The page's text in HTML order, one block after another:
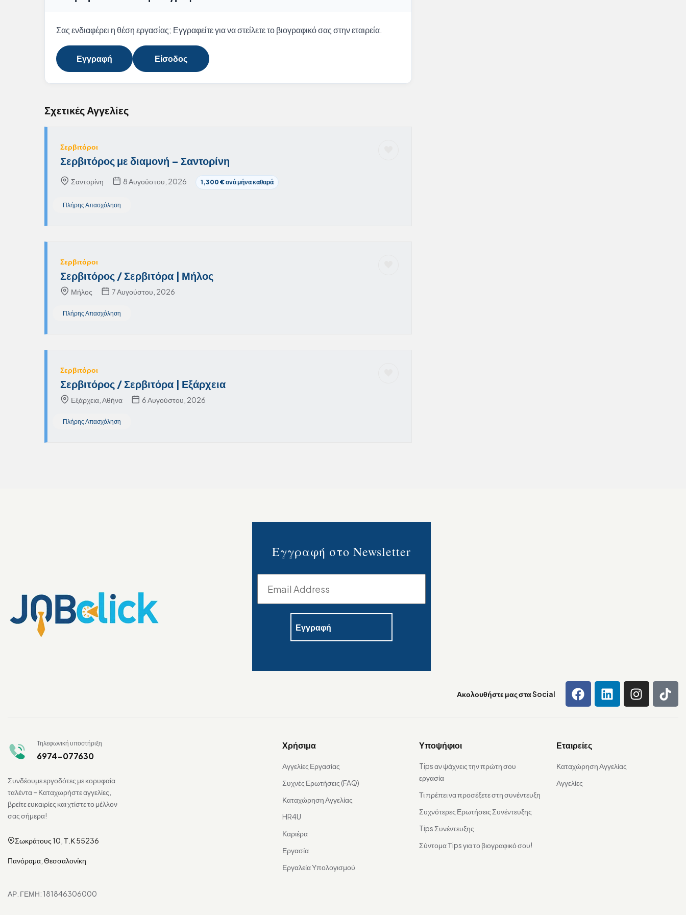
Σας ενδιαφέρει η θέση εργασίας; Εγγραφείτε για να στείλετε το βιογραφικό σας στην εταιρεία.
Εγγραφή Είσοδος
Σχετικές Αγγελίες
Σερβιτόροι
Σερβιτόρος με διαμονή – Σαντορίνη
Σαντορίνη 8 Αυγούστου, 2026 1,300 € ανά μήνα καθαρά
Πλήρης Απασχόληση
Σερβιτόροι
Σερβιτόρος / Σερβιτόρα | Μήλος
Μήλος 7 Αυγούστου, 2026
Πλήρης Απασχόληση
Σερβιτόροι
Σερβιτόρος / Σερβιτόρα | Εξάρχεια
Εξάρχεια, Αθήνα 6 Αυγούστου, 2026
Πλήρης Απασχόληση
Εγγραφή στο Newsletter
Ακολουθήστε μας στα Social
Τηλεφωνική υποστήριξη
6974-077630
Συνδέουμε εργοδότες με κορυφαία
ταλέντα – Καταχωρήστε αγγελίες,
βρείτε ευκαιρίες και χτίστε το μέλλον
σας σήμερα!
Σωκράτους 10, Τ.Κ 55236
Πανόραμα, Θεσσαλονίκη
ΑΡ. ΓΕΜΗ: 181846306000
Χρήσιμα
Αγγελίες Εργασίας
Συχνές Ερωτήσεις (FAQ)
Καταχώρηση Αγγελίας
HR4U
Καριέρα
Εργασία
Εργαλεία Υπολογισμού
Υποψήφιοι
Tips αν ψάχνεις την πρώτη σου
εργασία
Τι πρέπει να προσέξετε στη συνέντευξη
Συχνότερες Ερωτήσεις Συνέντευξης
Tips Συνέντευξης
Σύντομα Τips για το βιογραφικό σου!
Εταιρείες
Καταχώρηση Αγγελίας
Αγγελίες